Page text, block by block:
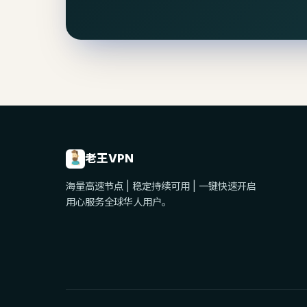
老王VPN
海量高速节点 | 稳定持续可用 | 一键快速开启
用心服务全球华人用户。